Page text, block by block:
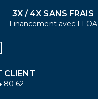
3X / 4X SANS FRAIS
Financement avec FLOA
CLIENT
80 62